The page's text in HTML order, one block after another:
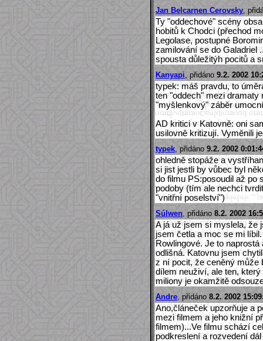
Jan Belcarnen Cerovsky ,
Ty "oddechové" scény
hobitů k Chodci (přechod
Legolase, postupné
zamilování se do Galadriel
spousta důležitýh pocitů a
Kanyapi , přidáno 9.2. 2002
typek: máš pravdu, to
ten "oddech" mezi
"myšlenkový" záběr
AD kritici v Katovně: oni
usilovně kritizují. Vyměnili
typek , přidáno 9.2. 2002
ohledně stopáže a
si jist jestli by vůbec byl
do filmu PS:posoudil až po
podoby (tím ale nechci
"vnitřní poselství")
Súlwen , přidáno 8.2. 2002
A já už jsem si myslela, že
jsem četla a moc se mi
Rowlingové. Je to
odlišná. Katovnu jsem
z ní pocit, že ceněný
dílem neuživí, ale ten,
miliony je okamžitě
Andre , přidáno 8.2. 2002
Ano,článeček upzorňuje a
mezi filmem a jeho knižní
filmem)...Ve filmu schází
podkreslení a rozvedení